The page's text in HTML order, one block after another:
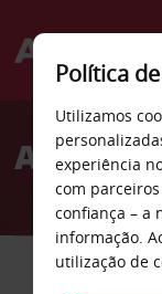
Welcome
AvisAluguer
CARRO
Política
Utilizamos
experiência
com
confiança – a
informação.
utilização de